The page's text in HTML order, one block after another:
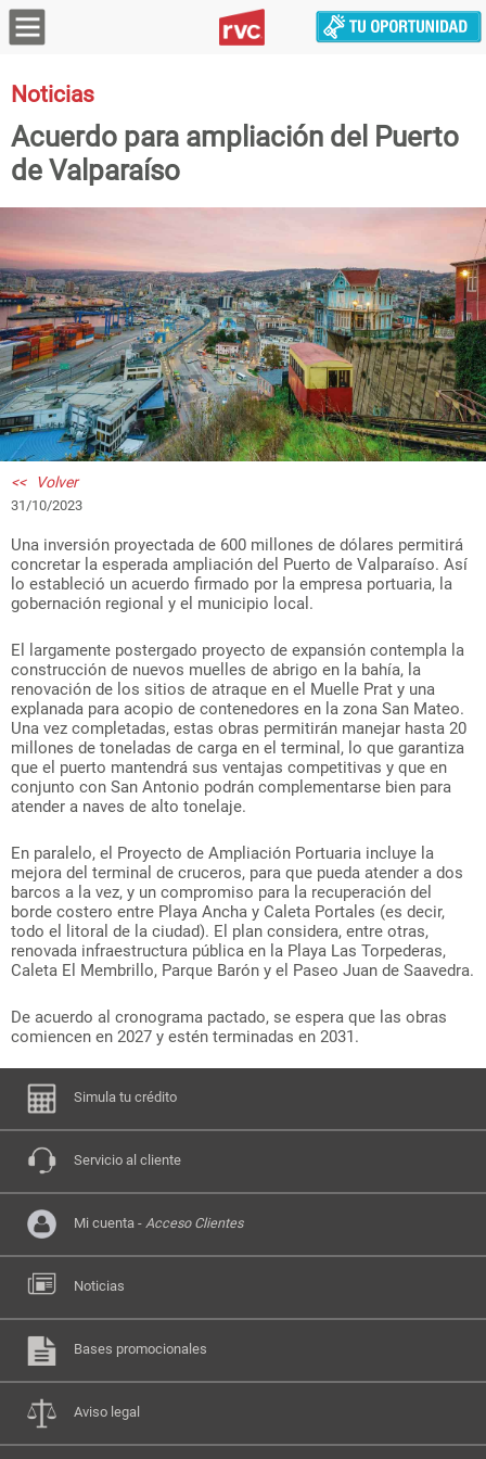
Noticias
Acuerdo para ampliación del Puerto
de Valparaíso
<< Volver
31/10/2023
Una inversión proyectada de 600 millones de dólares permitirá
concretar la esperada ampliación del Puerto de Valparaíso. Así
lo estableció un acuerdo firmado por la empresa portuaria, la
gobernación regional y el municipio local.
El largamente postergado proyecto de expansión contempla la
construcción de nuevos muelles de abrigo en la bahía, la
renovación de los sitios de atraque en el Muelle Prat y una
explanada para acopio de contenedores en la zona San Mateo.
Una vez completadas, estas obras permitirán manejar hasta 20
millones de toneladas de carga en el terminal, lo que garantiza
que el puerto mantendrá sus ventajas competitivas y que en
conjunto con San Antonio podrán complementarse bien para
atender a naves de alto tonelaje.
En paralelo, el Proyecto de Ampliación Portuaria incluye la
mejora del terminal de cruceros, para que pueda atender a dos
barcos a la vez, y un compromiso para la recuperación del
borde costero entre Playa Ancha y Caleta Portales (es decir,
todo el litoral de la ciudad). El plan considera, entre otras,
renovada infraestructura pública en la Playa Las Torpederas,
Caleta El Membrillo, Parque Barón y el Paseo Juan de Saavedra.
De acuerdo al cronograma pactado, se espera que las obras
comiencen en 2027 y estén terminadas en 2031.
Simula tu crédito
Servicio al cliente
Mi cuenta - Acceso Clientes
Noticias
Bases promocionales
Aviso legal